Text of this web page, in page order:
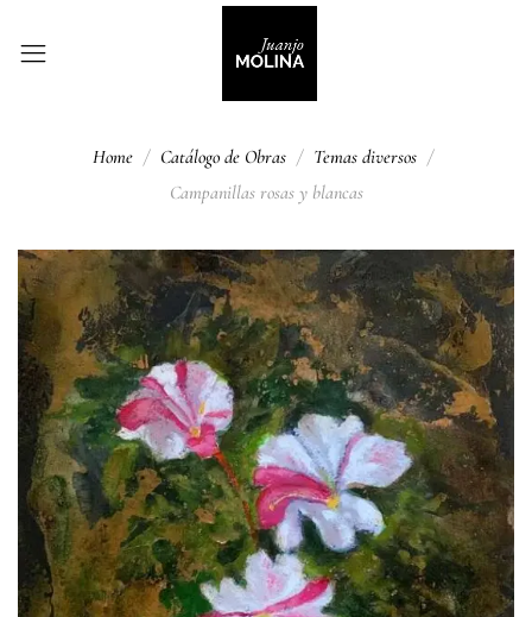
Home Catálogo de Obras
Temas diversos
Campanillas rosas y blancas